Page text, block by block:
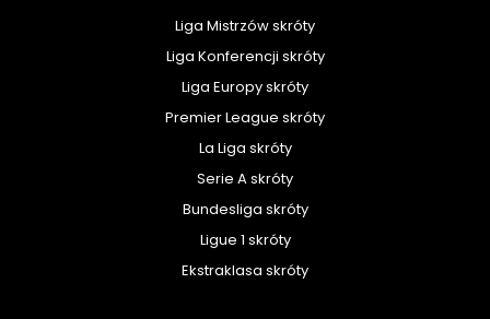
Liga Mistrzów skróty
Liga Konferencji skróty
Liga Europy skróty
Premier League skróty
La Liga skróty
Serie A skróty
Bundesliga skróty
Ligue 1 skróty
Ekstraklasa skróty